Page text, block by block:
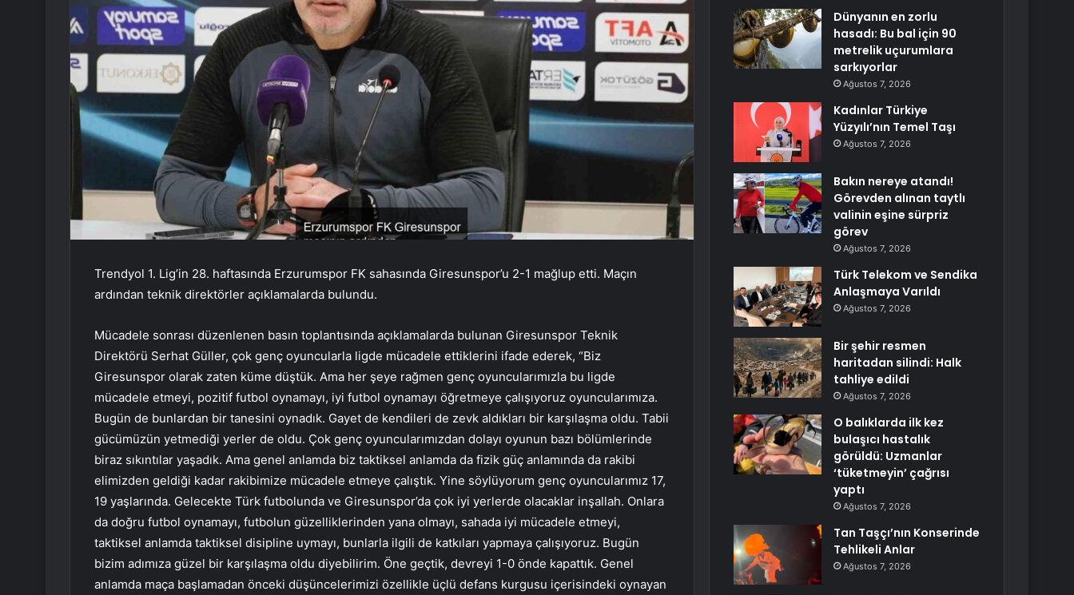
Trendyol 1. Lig’in 28. haftasında Erzurumspor FK sahasında Giresunspor’u 2-1 mağlup etti. Maçın
ardından teknik direktörler açıklamalarda bulundu.
Mücadele sonrası düzenlenen basın toplantısında açıklamalarda bulunan Giresunspor Teknik
Direktörü Serhat Güller, çok genç oyuncularla ligde mücadele ettiklerini ifade ederek, “Biz
Giresunspor olarak zaten küme düştük. Ama her şeye rağmen genç oyuncularımızla bu ligde
mücadele etmeyi, pozitif futbol oynamayı, iyi futbol oynamayı öğretmeye çalışıyoruz oyuncularımıza.
Bugün de bunlardan bir tanesini oynadık. Gayet de kendileri de zevk aldıkları bir karşılaşma oldu. Tabii
gücümüzün yetmediği yerler de oldu. Çok genç oyuncularımızdan dolayı oyunun bazı bölümlerinde
biraz sıkıntılar yaşadık. Ama genel anlamda biz taktiksel anlamda da fizik güç anlamında da rakibi
elimizden geldiği kadar rakibimize mücadele etmeye çalıştık. Yine söylüyorum genç oyuncularımız 17,
19 yaşlarında. Gelecekte Türk futbolunda ve Giresunspor’da çok iyi yerlerde olacaklar inşallah. Onlara
da doğru futbol oynamayı, futbolun güzelliklerinden yana olmayı, sahada iyi mücadele etmeyi,
taktiksel anlamda taktiksel disipline uymayı, bunlarla ilgili de katkıları yapmaya çalışıyoruz. Bugün
bizim adımıza güzel bir karşılaşma oldu diyebilirim. Öne geçtik, devreyi 1-0 önde kapattık. Genel
anlamda maça başlamadan önceki düşüncelerimizi özellikle üçlü defans kurgusu içerisindeki oynayan
Dünyanın en zorlu
hasadı: Bu bal için 90
metrelik uçurumlara
sarkıyorlar
Ağustos 7, 2026
Kadınlar Türkiye
Yüzyılı’nın Temel Taşı
Ağustos 7, 2026
Bakın nereye atandı!
Görevden alınan taytlı
valinin eşine sürpriz
görev
Ağustos 7, 2026
Türk Telekom ve Sendika
Anlaşmaya Varıldı
Ağustos 7, 2026
Bir şehir resmen
haritadan silindi: Halk
tahliye edildi
Ağustos 7, 2026
O balıklarda ilk kez
bulaşıcı hastalık
görüldü: Uzmanlar
‘tüketmeyin’ çağrısı
yaptı
Ağustos 7, 2026
Tan Taşçı’nın Konserinde
Tehlikeli Anlar
Ağustos 7, 2026